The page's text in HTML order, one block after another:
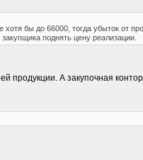
хотя бы до 66000, тогда убыток от
поднять цену реализации.
продукции. А закупочная